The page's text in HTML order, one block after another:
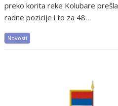
preko korita reke Kolubare prešla
radne pozicije i to za 48…
Novosti